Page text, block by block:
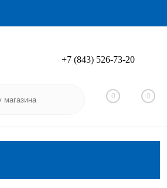
Вход
+7 (843) 526-73-20
0 0